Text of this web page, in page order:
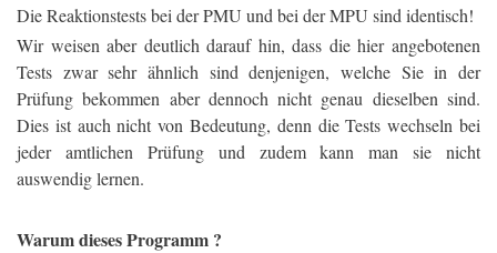
Die Reaktionstests bei der PMU und bei der MPU sind identisch!
Wir weisen aber deutlich darauf hin, dass die hier angebotenen
Tests zwar sehr ähnlich sind denjenigen, welche Sie in der
Prüfung bekommen aber dennoch nicht genau dieselben sind.
Dies ist auch nicht von Bedeutung, denn die Tests wechseln bei
jeder amtlichen Prüfung und zudem kann man sie nicht
auswendig lernen.
Warum dieses Programm ?